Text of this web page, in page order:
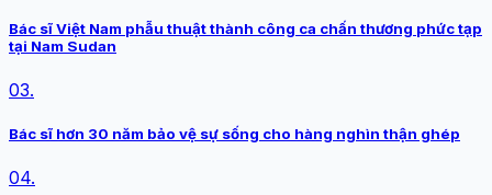
Bác sĩ Việt Nam phẫu thuật thành công ca chấn thương phức tạp
tại Nam Sudan
03.
Bác sĩ hơn 30 năm bảo vệ sự sống cho hàng nghìn thận ghép
04.